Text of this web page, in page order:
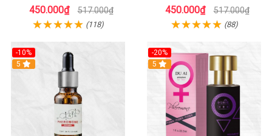
hưng phấn
450.000₫ 517.000₫
(118)
450.000₫ 517.000₫
(88)
-10%
5
-20%
5